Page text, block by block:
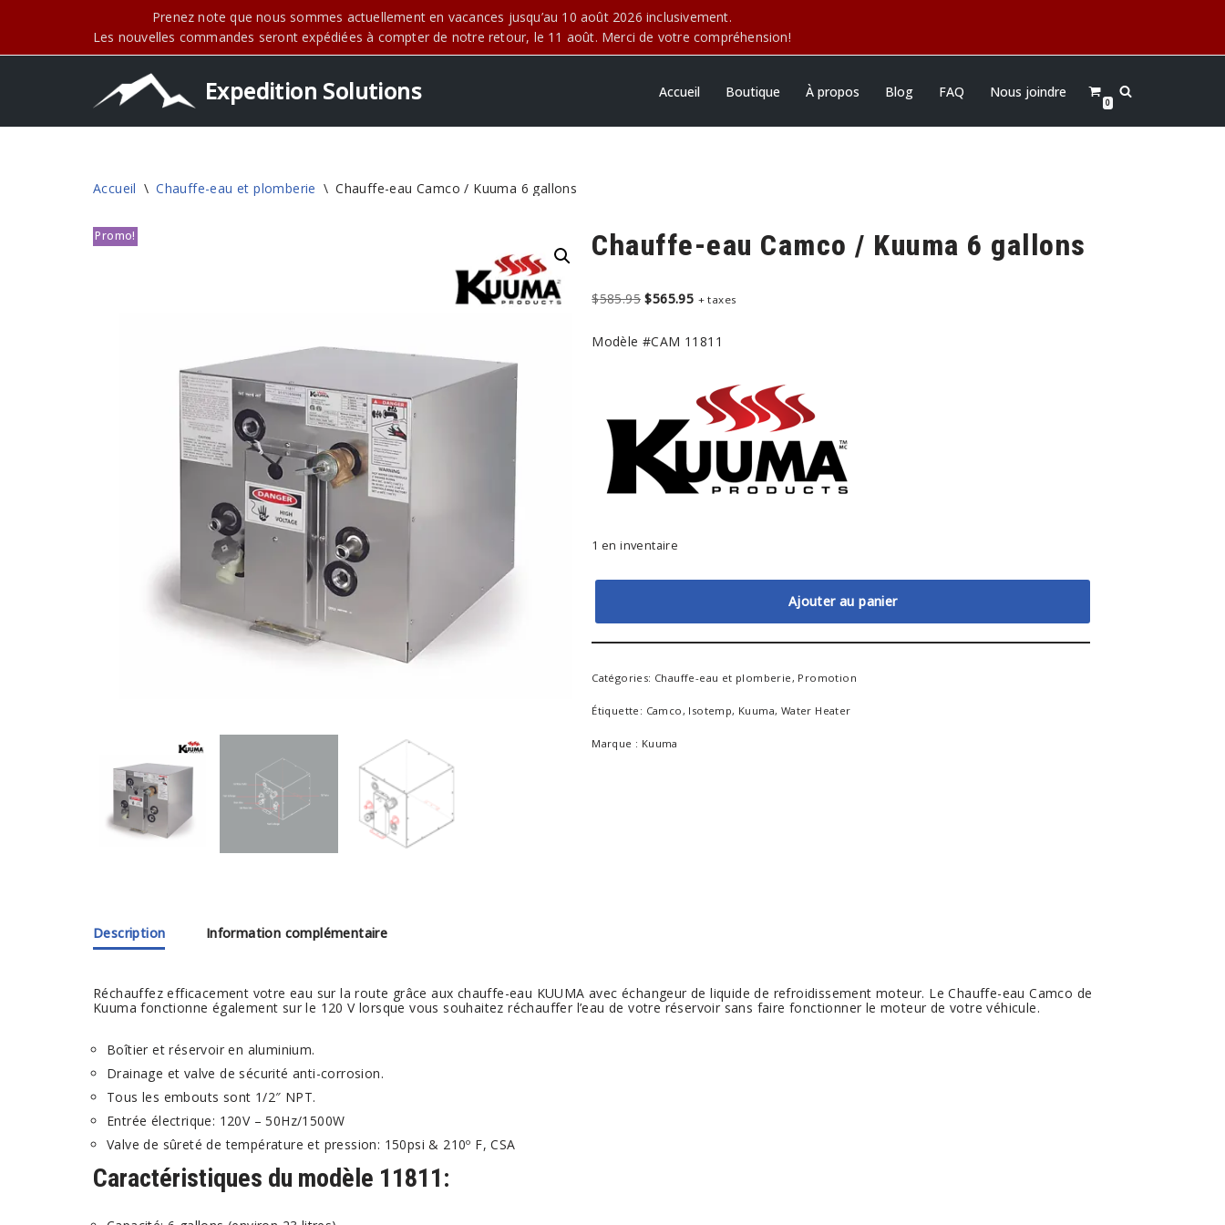
au
Prenez note que nous sommes actuellement en vacances jusqu’au 10 août 2026 inclusivement.
Les nouvelles commandes seront expédiées à compter de notre retour, le 11 août. Merci de votre compréhension!
Expedition Solutions Accueil Boutique À propos Blog FAQ Nous joindre
0
Accueil \ Chauffe-eau et plomberie \ Chauffe-eau Camco / Kuuma 6 gallons
Promo! Chauffe-eau Camco / Kuuma 6 gallons
$585.95 $565.95 + taxes
Modèle #CAM 11811
1 en inventaire
Ajouter au panier
Catégories: Chauffe-eau et plomberie, Promotion
Étiquette: Camco, Isotemp, Kuuma, Water Heater
Marque : Kuuma
Description Information complémentaire
Réchauffez efficacement votre eau sur la route grâce aux chauffe-eau KUUMA avec échangeur de liquide de refroidissement moteur. Le Chauffe-eau Camco de
Kuuma fonctionne également sur le 120 V lorsque vous souhaitez réchauffer l’eau de votre réservoir sans faire fonctionner le moteur de votre véhicule.
Boîtier et réservoir en aluminium.
Drainage et valve de sécurité anti-corrosion.
Tous les embouts sont 1/2″ NPT.
Entrée électrique: 120V – 50Hz/1500W
Valve de sûreté de température et pression: 150psi & 210º F, CSA
Caractéristiques du modèle 11811: